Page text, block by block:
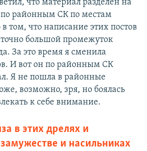
что материал разделен на
по районным СК по местам
том, что написание этих постов
большой промежуток
За это время я сменила
И вот он по районным СК
Я не пошла в районные
возможно, зря, но боялась
к себе внимание.
в этих дрелях и
и насильниках